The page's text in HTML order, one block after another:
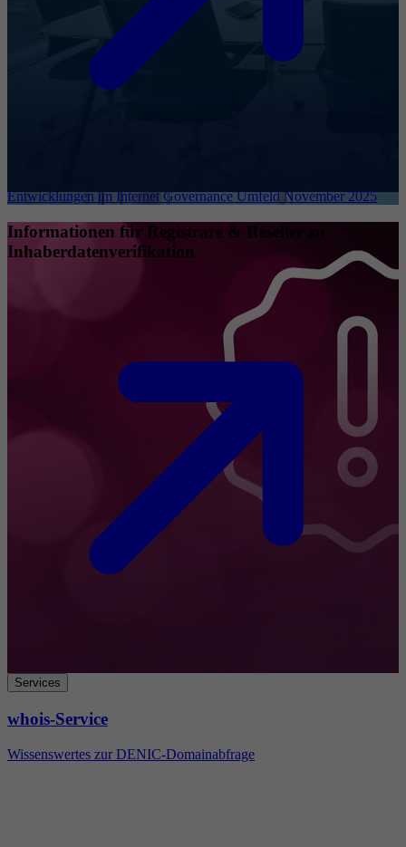
Entwicklungen im Internet Governance Umfeld November 2025
Informationen für Registrare & Reseller zu
Inhaberdatenverifikation
Services
whois-Service
Wissenswertes zur DENIC-Domainabfrage